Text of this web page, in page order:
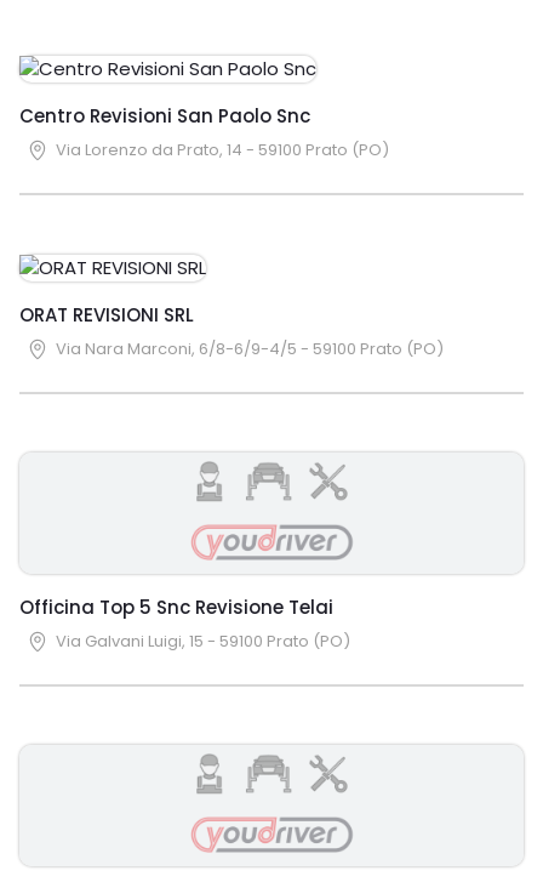
Centro Revisioni San Paolo Snc
Via Lorenzo da Prato, 14 - 59100 Prato (PO)
ORAT REVISIONI SRL
Via Nara Marconi, 6/8-6/9-4/5 - 59100 Prato (PO)
Officina Top 5 Snc Revisione Telai
Via Galvani Luigi, 15 - 59100 Prato (PO)